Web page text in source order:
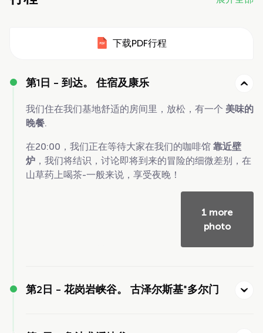
下载PDF行程
第1日 - 到达。 住宿及康乐
我们住在我们基地舒适的房间里，放松，有一个 美味的
晚餐.
在20:00，我们正在等待大家在我们的咖啡馆 靠近壁
炉 ，我们将结识，讨论即将到来的冒险的细微差别，在
山草药上喝茶-一般来说，享受夜晚！
1 more
photo
第2日 - 花岗岩峡谷。 古泽尔斯基*多尔门